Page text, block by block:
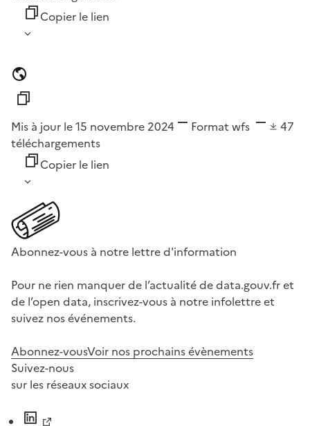
Copier le lien
Mis à jour le 15 novembre 2024 Format wfs
47
téléchargements
Copier le lien
Abonnez-vous à notre lettre d'information
Pour ne rien manquer de l’actualité de data.gouv.fr et
de l’open data, inscrivez-vous à notre infolettre et
suivez nos événements.
Abonnez-vousVoir nos prochains évènements
Suivez-nous
sur les réseaux sociaux